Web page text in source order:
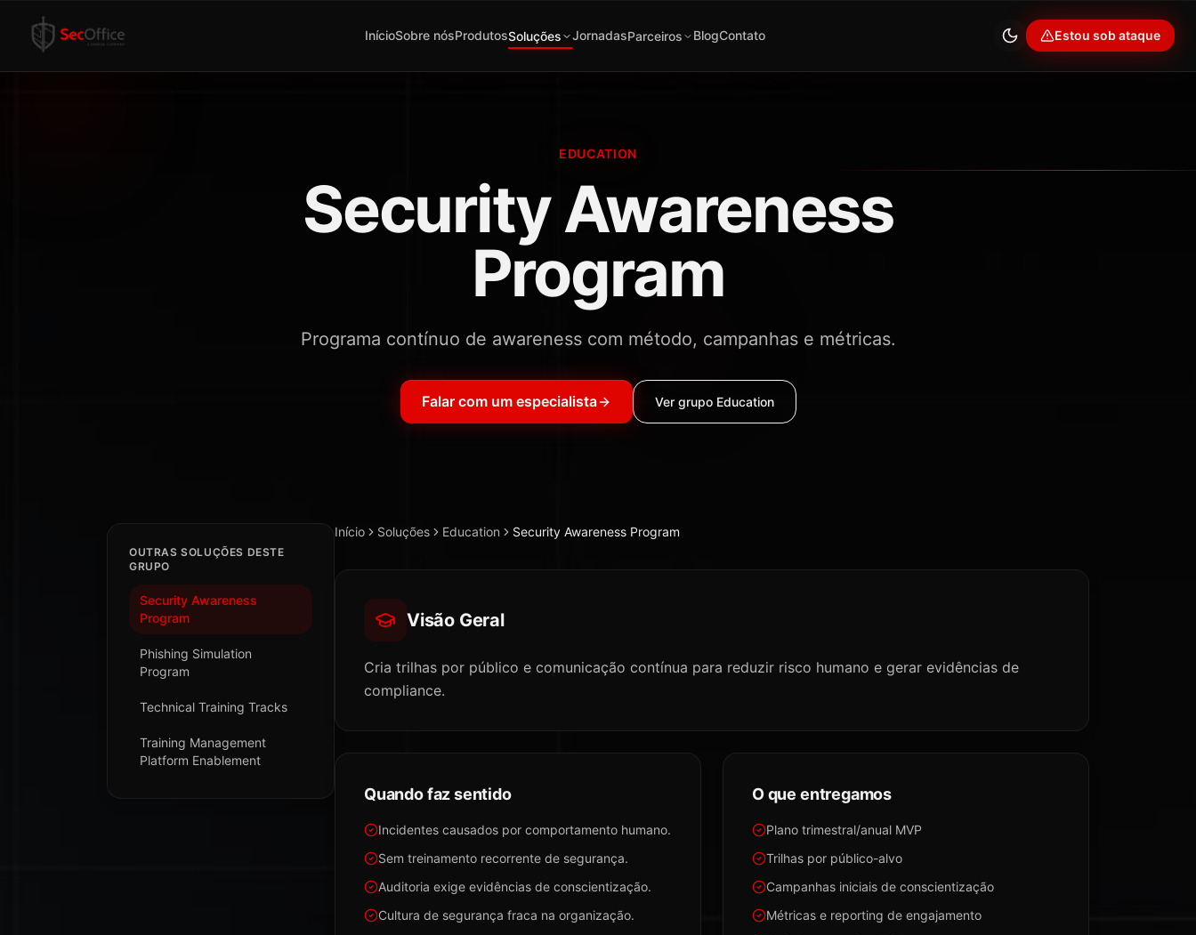
InícioSobre nósProdutosSoluções JornadasParceiros BlogContato Estou sob ataque
EDUCATION
Security Awareness
Program
Programa contínuo de awareness com método, campanhas e métricas.
Falar com um especialista Ver grupo Education
OUTRAS SOLUÇÕES DESTE
GRUPO
Security Awareness
Program
Phishing Simulation
Program
Technical Training Tracks
Training Management
Platform Enablement
Início Soluções Education Security Awareness Program
Visão Geral
Cria trilhas por público e comunicação contínua para reduzir risco humano e gerar evidências de
compliance.
Quando faz sentido
Incidentes causados por comportamento humano.
Sem treinamento recorrente de segurança.
Auditoria exige evidências de conscientização.
Cultura de segurança fraca na organização.
O que entregamos
Plano trimestral/anual MVP
Trilhas por público-alvo
Campanhas iniciais de conscientização
Métricas e reporting de engajamento